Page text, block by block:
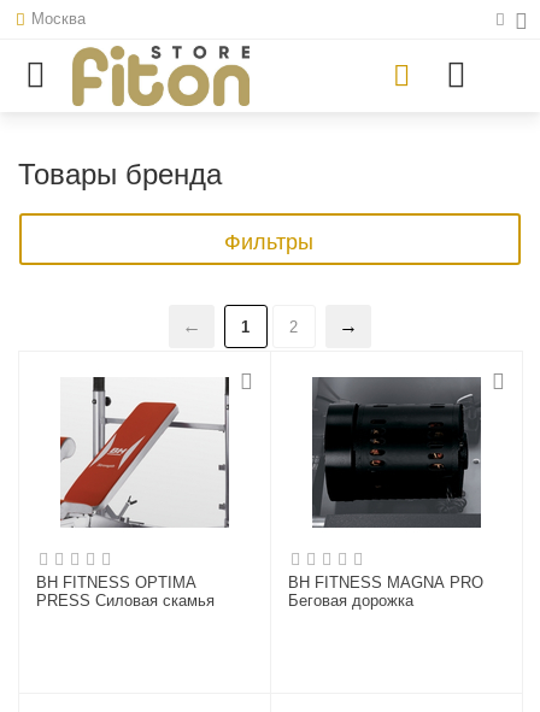
Москва
Товары бренда
Фильтры
1 2
BH FITNESS OPTIMA
PRESS Силовая скамья
BH FITNESS MAGNA PRO
Беговая дорожка